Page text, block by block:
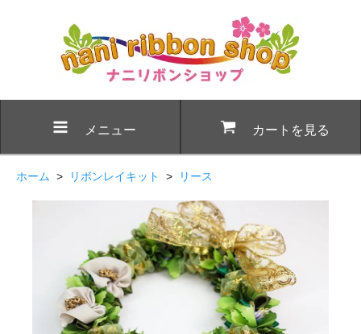
メニュー カートを見る
ホーム > リボンレイキット > リース